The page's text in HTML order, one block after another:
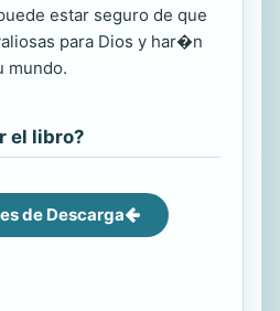
estar seguro de que
para Dios y har�n
mundo.
el libro?
de Descarga